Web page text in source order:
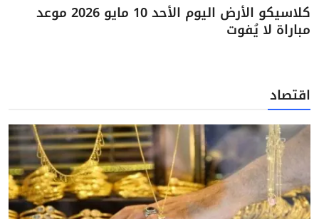
كلاسيكو الأرض اليوم الأحد 10 مايو 2026 موعد
مباراة لا يُفوت
اقتصاد